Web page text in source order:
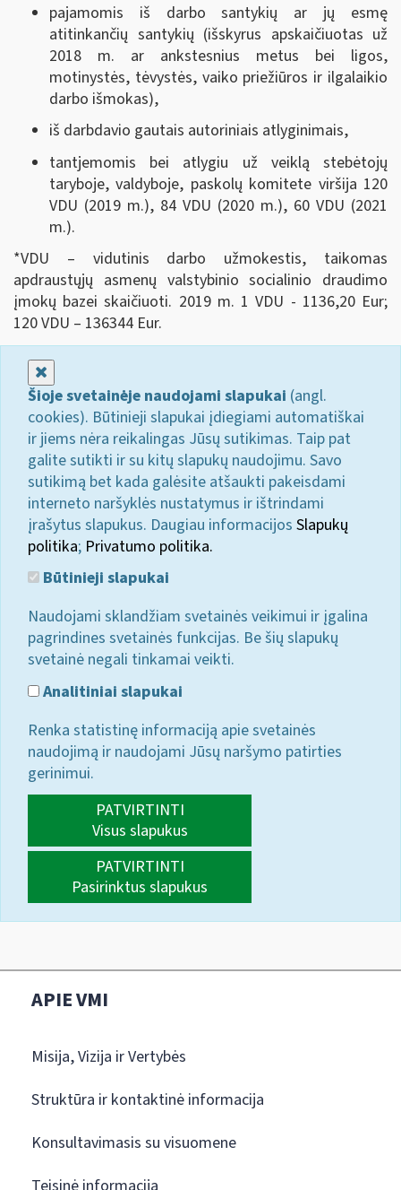
pajamomis iš darbo santykių ar jų esmę
atitinkančių santykių (išskyrus apskaičiuotas už
2018 m. ar ankstesnius metus bei ligos,
motinystės, tėvystės, vaiko priežiūros ir ilgalaikio
darbo išmokas),
iš darbdavio gautais autoriniais atlyginimais,
tantjemomis bei atlygiu už veiklą stebėtojų
taryboje, valdyboje, paskolų komitete viršija 120
VDU (2019 m.), 84 VDU (2020 m.), 60 VDU (2021
m.).
*VDU – vidutinis darbo užmokestis, taikomas
apdraustųjų asmenų valstybinio socialinio draudimo
įmokų bazei skaičiuoti. 2019 m. 1 VDU - 1136,20 Eur;
120 VDU – 136344 Eur.
Šioje svetainėje naudojami slapukai (angl.
cookies). Būtinieji slapukai įdiegiami automatiškai
ir jiems nėra reikalingas Jūsų sutikimas. Taip pat
galite sutikti ir su kitų slapukų naudojimu. Savo
sutikimą bet kada galėsite atšaukti pakeisdami
interneto naršyklės nustatymus ir ištrindami
įrašytus slapukus. Daugiau informacijos Slapukų
politika; Privatumo politika.
Būtinieji slapukai
Naudojami sklandžiam svetainės veikimui ir įgalina
pagrindines svetainės funkcijas. Be šių slapukų
svetainė negali tinkamai veikti.
Analitiniai slapukai
Renka statistinę informaciją apie svetainės
naudojimą ir naudojami Jūsų naršymo patirties
gerinimui.
PATVIRTINTI
Visus slapukus
PATVIRTINTI
Pasirinktus slapukus
APIE VMI
Misija, Vizija ir Vertybės
Struktūra ir kontaktinė informacija
Konsultavimasis su visuomene